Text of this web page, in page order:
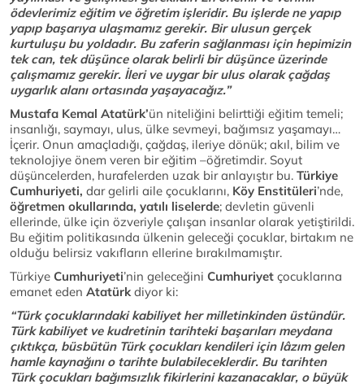
ödevlerimiz eğitim ve öğretim işleridir. Bu işlerde ne yapıp
yapıp başarıya ulaşmamız gerekir. Bir ulusun gerçek
kurtuluşu bu yoldadır. Bu zaferin sağlanması için hepimizin
tek can, tek düşünce olarak belirli bir düşünce üzerinde
çalışmamız gerekir. İleri ve uygar bir ulus olarak çağdaş
uygarlık alanı ortasında yaşayacağız.”
Mustafa Kemal Atatürk’ün niteliğini belirttiği eğitim temeli;
insanlığı, saymayı, ulus, ülke sevmeyi, bağımsız yaşamayı…
İçerir. Onun amaçladığı, çağdaş, ileriye dönük; akıl, bilim ve
teknolojiye önem veren bir eğitim –öğretimdir. Soyut
düşüncelerden, hurafelerden uzak bir anlayıştır bu. Türkiye
Cumhuriyeti, dar gelirli aile çocuklarını, Köy Enstitüleri’nde,
öğretmen okullarında, yatılı liselerde; devletin güvenli
ellerinde, ülke için özveriyle çalışan insanlar olarak yetiştirildi.
Bu eğitim politikasında ülkenin geleceği çocuklar, birtakım ne
olduğu belirsiz vakıfların ellerine bırakılmamıştır.
Türkiye Cumhuriyeti’nin geleceğini Cumhuriyet çocuklarına
emanet eden Atatürkdiyor ki:
“Türk çocuklarındaki kabiliyet her milletinkinden üstündür.
Türk kabiliyet ve kudretinin tarihteki başarıları meydana
çıktıkça, büsbütün Türk çocukları kendileri için lâzım gelen
hamle kaynağını o tarihte bulabileceklerdir. Bu tarihten
Türk çocukları bağımsızlık fikirlerini kazanacaklar, o büyük